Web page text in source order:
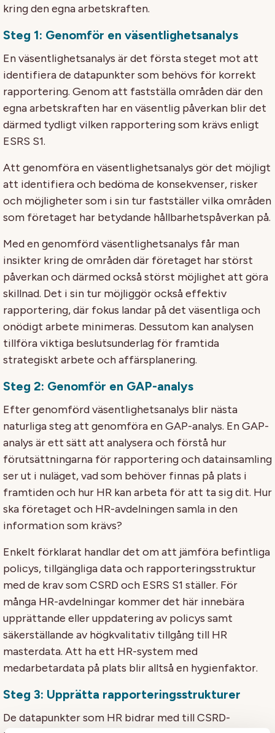
kring den egna arbetskraften.
Steg 1: Genomför en väsentlighetsanalys
En väsentlighetsanalys är det första steget mot att
identifiera de datapunkter som behövs för korrekt
rapportering. Genom att fastställa områden där den
egna arbetskraften har en väsentlig påverkan blir det
därmed tydligt vilken rapportering som krävs enligt
ESRS S1.
Att genomföra en väsentlighetsanalys gör det möjligt
att identifiera och bedöma de konsekvenser, risker
och möjligheter som i sin tur fastställer vilka områden
som företaget har betydande hållbarhetspåverkan på.
Med en genomförd väsentlighetsanalys får man
insikter kring de områden där företaget har störst
påverkan och därmed också störst möjlighet att göra
skillnad. Det i sin tur möjliggör också effektiv
rapportering, där fokus landar på det väsentliga och
onödigt arbete minimeras. Dessutom kan analysen
tillföra viktiga beslutsunderlag för framtida
strategiskt arbete och affärsplanering.
Steg 2: Genomför en GAP-analys
Efter genomförd väsentlighetsanalys blir nästa
naturliga steg att genomföra en GAP-analys. En GAP-
analys är ett sätt att analysera och förstå hur
förutsättningarna för rapportering och datainsamling
ser ut i nuläget, vad som behöver finnas på plats i
framtiden och hur HR kan arbeta för att ta sig dit. Hur
ska företaget och HR-avdelningen samla in den
information som krävs?
Enkelt förklarat handlar det om att jämföra befintliga
policys, tillgängliga data och rapporteringsstruktur
med de krav som CSRD och ESRS S1 ställer. För
många HR-avdelningar kommer det här innebära
upprättande eller uppdatering av policys samt
säkerställande av högkvalitativ tillgång till HR
masterdata. Att ha ett HR-system med
medarbetardata på plats blir alltså en hygienfaktor.
Steg 3: Upprätta rapporteringsstrukturer
De datapunkter som HR bidrar med till CSRD-